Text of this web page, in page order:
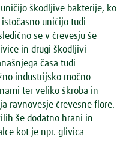
škodljive bakterije, ko
uničijo tudi
se v črevesju še
in drugi škodljivi
časa tudi
industrijsko močno
ter veliko škroba in
ravnovesje črevesne flore.
še dodatno hrani in
kot je npr. glivica